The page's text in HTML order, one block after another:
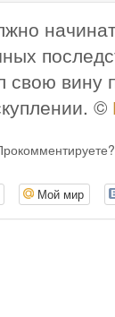
свою вину
©
Мой мир